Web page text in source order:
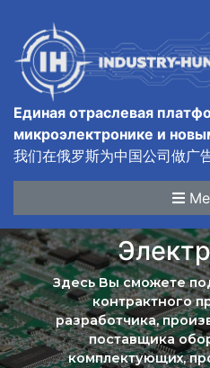
Единая отраслевая
микроэлектронике и
我们在俄罗斯为中国公司做广
Здесь Вы сможете
контрактного
разработчика,
поставщика
комплектующих,